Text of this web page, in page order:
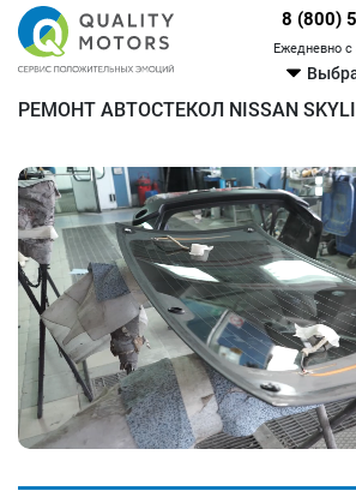
8 (800)
Ежедневно с
РЕМОНТ АВТОСТЕКОЛ NISSAN